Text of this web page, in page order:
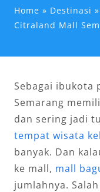
Home Destinasi
Citraland Mall
Sebagai ibukota
Semarang
dan sering jadi
tempat wisata
banyak. Dan
ke mall, mall
jumlahnya.